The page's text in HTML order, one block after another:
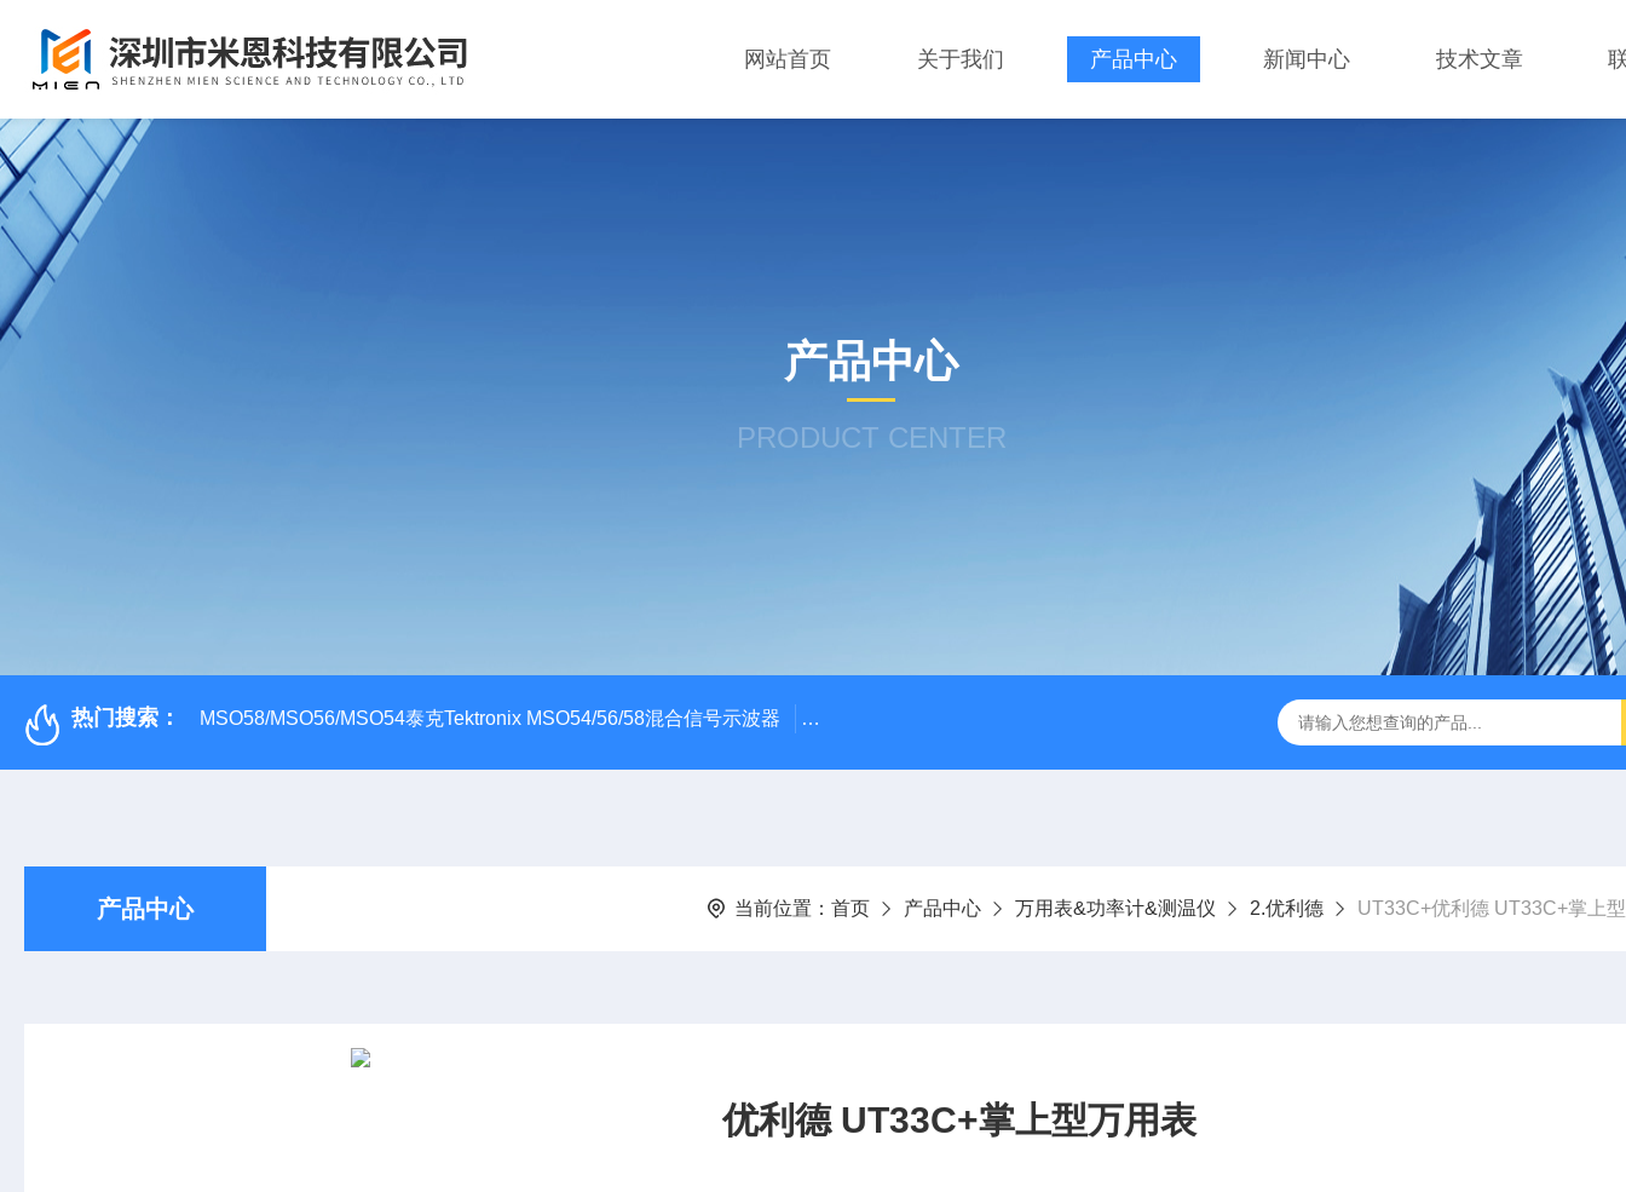
网站首页 关于我们 产品中心 新闻中心 技术文章
产品中心
PRODUCT CENTER
热门搜索： MSO58/MSO56/MSO54泰克Tektronix MSO54/56/58混合信号示波器 ME045/ME085/ME150PCB TDR特性阻抗测试仪 3380/3380P/3380D致茂Chroma 3380/
产品中心 当前位置： 首页 产品中心 万用表&功率计&测温仪 2.优利德 UT33C+优利德 UT33C+掌上
优利德 UT33C+掌上型万用表